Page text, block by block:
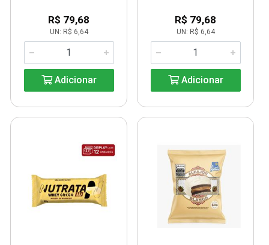
R$ 79,68
UN: R$ 6,64
Adicionar
R$ 79,68
UN: R$ 6,64
Adicionar